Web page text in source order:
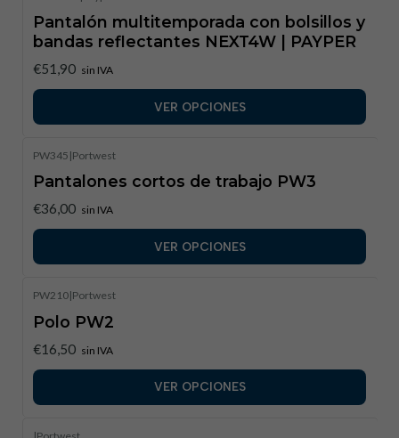
Pantalón multitemporada con bolsillos y
bandas reflectantes NEXT4W | PAYPER
€51,90 sin IVA
VER OPCIONES
PW345 |Portwest
Pantalones cortos de trabajo PW3
€36,00 sin IVA
VER OPCIONES
PW210|Portwest
Polo PW2
€16,50 sin IVA
VER OPCIONES